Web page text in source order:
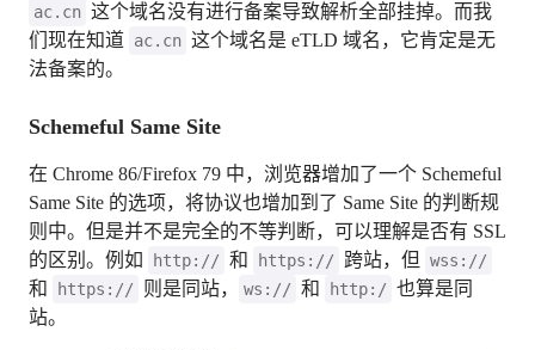
ac.cn 这个域名没有进行备案导致解析全部挂掉。而我
们现在知道 ac.cn 这个域名是 eTLD 域名，它肯定是无
法备案的。
Schemeful Same Site
在 Chrome 86/Firefox 79 中，浏览器增加了一个 Schemeful
Same Site 的选项，将协议也增加到了 Same Site 的判断规
则中。但是并不是完全的不等判断，可以理解是否有 SSL
的区别。例如
http:// 和 https:// 跨站，但 wss://
和 https:// 则是同站， ws:// 和 http:/ 也算是同
站。